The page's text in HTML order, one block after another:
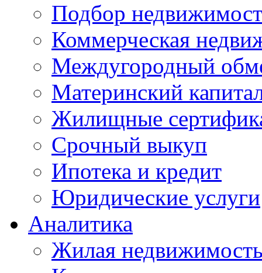
Подбор
Коммерческая
Междугородный
Материнский
Жилищные
Срочный выкуп
Ипотека и кредит
Юридические услуги
Аналитика
Жилая